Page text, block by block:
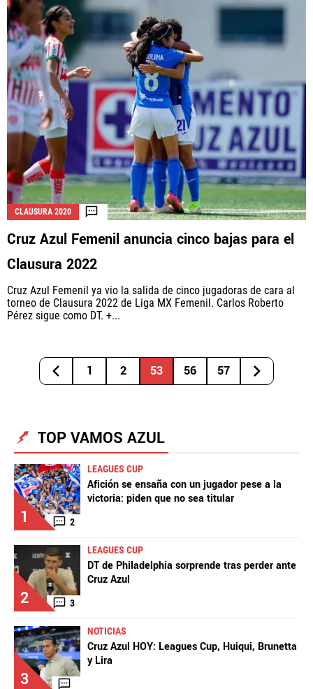
CLAUSURA 2020
Cruz Azul Femenil anuncia cinco bajas para el
Clausura 2022
Cruz Azul Femenil ya vio la salida de cinco jugadoras de cara al
torneo de Clausura 2022 de Liga MX Femenil. Carlos Roberto
Pérez sigue como DT. +...
1 2 53 56 57
TOP VAMOS AZUL
1 2
LEAGUES CUP
Afición se ensaña con un jugador pese a la
victoria: piden que no sea titular
2 3
LEAGUES CUP
DT de Philadelphia sorprende tras perder ante
Cruz Azul
3
NOTICIAS
Cruz Azul HOY: Leagues Cup, Huiqui, Brunetta
y Lira